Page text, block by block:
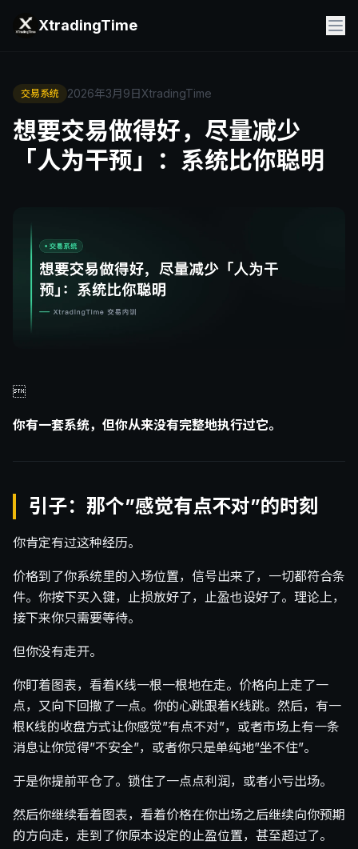
XtradingTime
交易系统 2026年3月9日XtradingTime
想要交易做得好，尽量减少
「人为干预」：系统比你聪明

你有一套系统，但你从来没有完整地执行过它。
引子：那个”感觉有点不对”的时刻
你肯定有过这种经历。
价格到了你系统里的入场位置，信号出来了，一切都符合条
件。你按下买入键，止损放好了，止盈也设好了。理论上，
接下来你只需要等待。
但你没有走开。
你盯着图表，看着K线一根一根地在走。价格向上走了一
点，又向下回撤了一点。你的心跳跟着K线跳。然后，有一
根K线的收盘方式让你感觉”有点不对”，或者市场上有一条
消息让你觉得”不安全”，或者你只是单纯地”坐不住”。
于是你提前平仓了。锁住了一点点利润，或者小亏出场。
然后你继续看着图表，看着价格在你出场之后继续向你预期
的方向走，走到了你原本设定的止盈位置，甚至超过了。